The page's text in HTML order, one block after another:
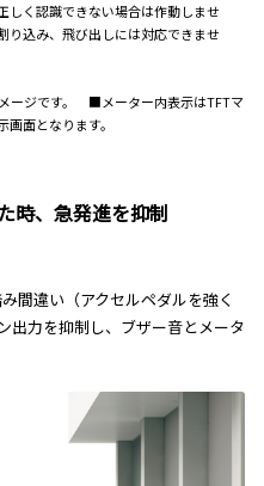
しく認識できない場合は作動しませ
込み、飛び出しには対応できませ
ージです。 ■メーター内表示はTFTマ
面となります。
時、急発進を抑制
間違い（アクセルペダルを強く
出力を抑制し、ブザー音とメータ